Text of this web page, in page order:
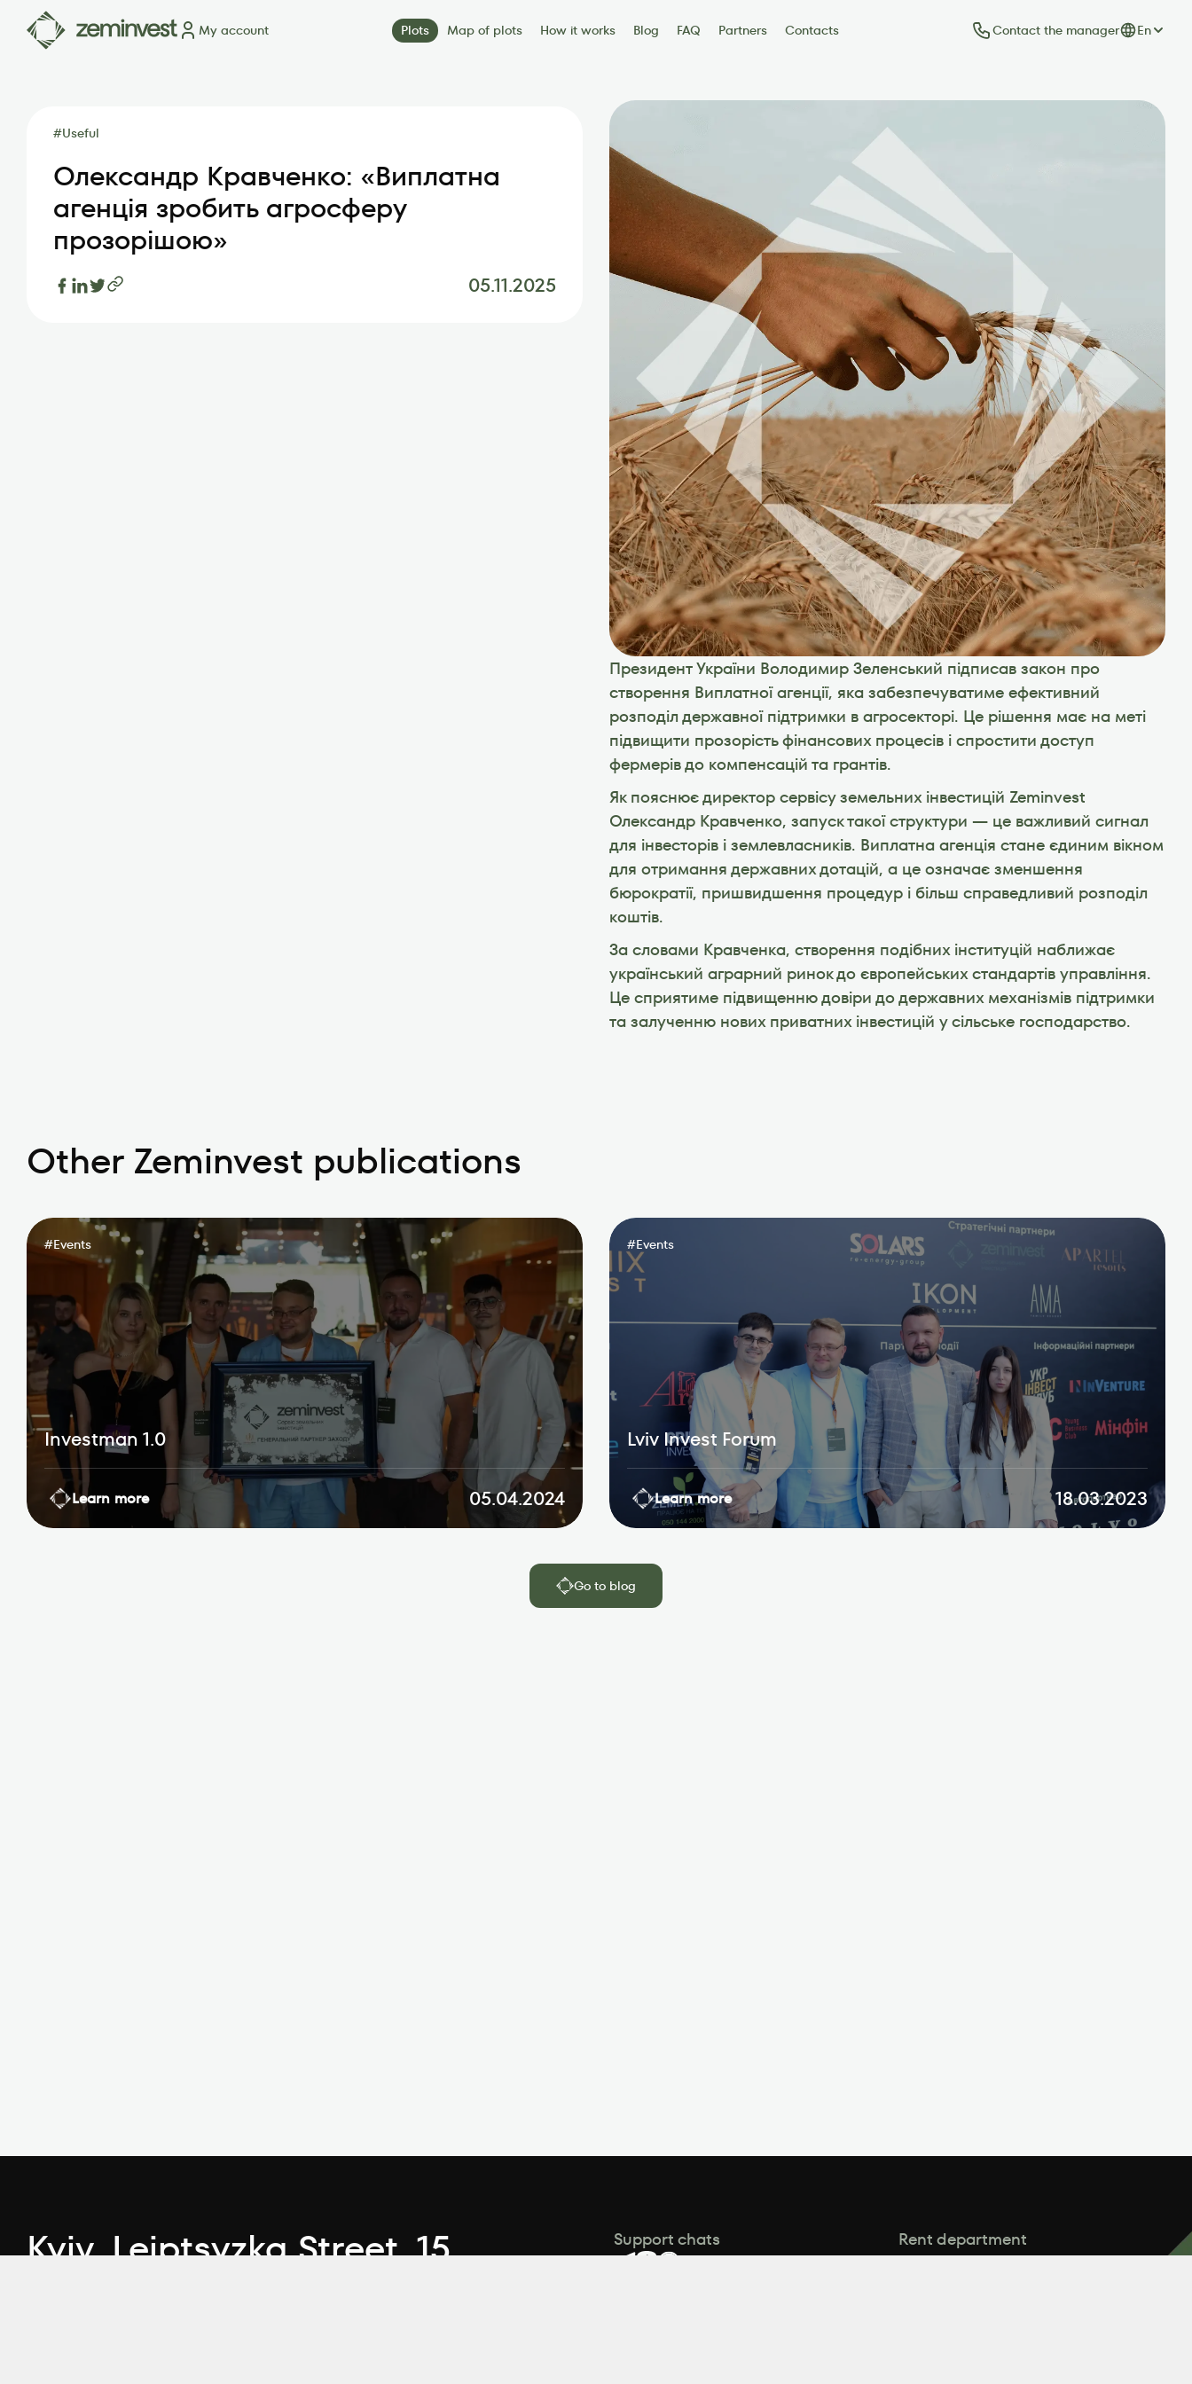
My account Plots Map of plots How it works Blog FAQ Partners Contacts Contact the manager En
#Useful
Олександр Кравченко: «Виплатна
агенція зробить агросферу
прозорішою»
05.11.2025
Президент України Володимир Зеленський підписав закон про
створення Виплатної агенції, яка забезпечуватиме ефективний
розподіл державної підтримки в агросекторі. Це рішення має на меті
підвищити прозорість фінансових процесів і спростити доступ
фермерів до компенсацій та грантів.
Як пояснює директор сервісу земельних інвестицій Zeminvest
Олександр Кравченко, запуск такої структури — це важливий сигнал
для інвесторів і землевласників. Виплатна агенція стане єдиним вікном
для отримання державних дотацій, а це означає зменшення
бюрократії, пришвидшення процедур і більш справедливий розподіл
коштів.
За словами Кравченка, створення подібних інституцій наближає
український аграрний ринок до європейських стандартів управління.
Це сприятиме підвищенню довіри до державних механізмів підтримки
та залученню нових приватних інвестицій у сільське господарство.
Other Zeminvest publications
#Events
Investman 1.0
Learn more 05.04.2024
#Events
Lviv Invest Forum
Learn more 18.03.2023
Go to blog
Kyiv, Leiptsyzka Street, 15
Support chats Rent department
arenda@zeminvest.com.ua